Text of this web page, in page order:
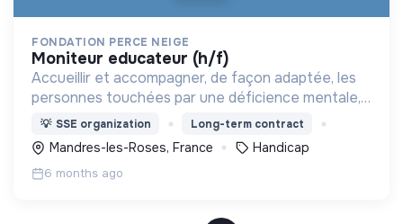
FONDATION PERCE NEIGE
moniteur educateur (h/f)
Accueillir et accompagner, de façon adaptée, les
personnes touchées par une déficience mentale,
un handicap physique ou psychique
💡 SSE organization Long-term contract
Mandres-les-Roses, France Handicap
6 months ago